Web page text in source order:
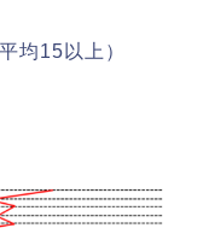
均15以上）